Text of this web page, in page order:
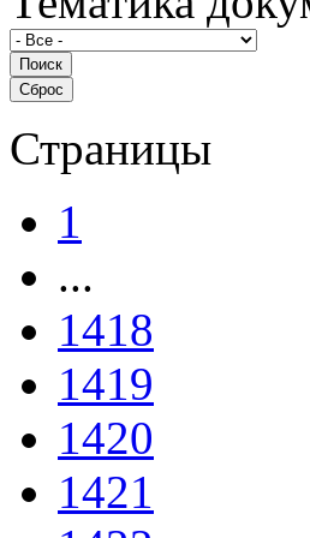
Страницы
1
...
1418
1419
1420
1421